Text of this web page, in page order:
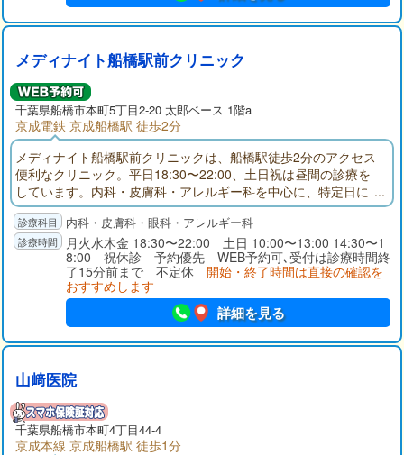
メディナイト船橋駅前クリニック
千葉県船橋市本町5丁目2-20 太郎ベース 1階a
京成電鉄 京成船橋駅 徒歩2分
メディナイト船橋駅前クリニックは、船橋駅徒歩2分のアクセス
便利なクリニック。平日18:30〜22:00、土日祝は昼間の診療を
しています。内科・皮膚科・アレルギー科を中心に、特定日に
は眼科診療にも対応。さらにピル・性感染症・AGA・ED・禁煙
外来など幅広い自費診療もご用意。お仕事帰りや休日の急な体
調不良にも安心してご受診いただけます。
内科・皮膚科・眼科・アレルギー科
月火水木金 18:30〜22:00 土日 10:00〜13:00 14:30〜1
8:00 祝休診 予約優先 WEB予約可､受付は診療時間終
了15分前まで 不定休 開始・終了時間は直接の確認を
おすすめします
詳細を見る
山﨑医院
千葉県船橋市本町4丁目44-4
京成本線 京成船橋駅 徒歩1分